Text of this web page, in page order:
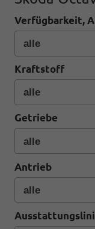
Verfügbarkeit,
Kraftstoff
Getriebe
Antrieb